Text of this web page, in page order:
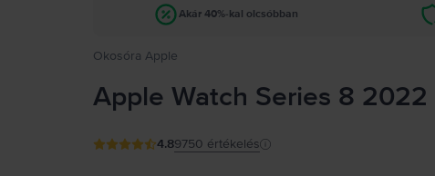
Akár 40%-kal olcsóbban
Okosóra Apple
Apple Watch Series 8 2022
4.89750 értékelés